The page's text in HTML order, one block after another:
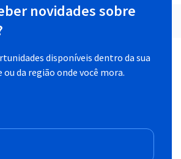
novidades sobre
disponíveis dentro da sua
ou da região onde você mora.